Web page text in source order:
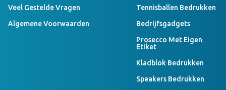
Veel Gestelde Vragen
Algemene Voorwaarden
Tennisballen Bedrukken
Bedrijfsgadgets
Prosecco Met Eigen
Etiket
Kladblok Bedrukken
Speakers Bedrukken